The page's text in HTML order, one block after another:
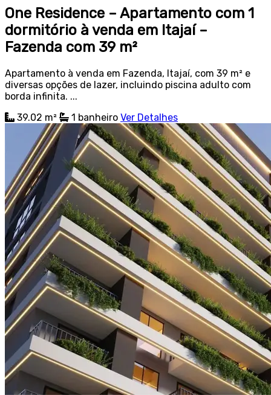
One Residence – Apartamento com 1
dormitório à venda em Itajaí –
Fazenda com 39 m²
Apartamento à venda em Fazenda, Itajaí, com 39 m² e
diversas opções de lazer, incluindo piscina adulto com
borda infinita. ...
39.02 m²
1 banheiro Ver Detalhes